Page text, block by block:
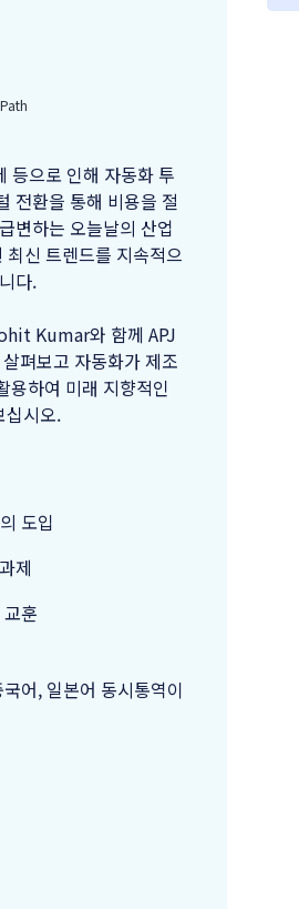
등으로 인해 자동화 투
전환을 통해 비용을 절
변하는 오늘날의 산업
신 트렌드를 지속적으
다.
Kumar와 함께 APJ
펴보고 자동화가 제조
용하여 미래 지향적인
십시오.
도입
제
훈
어, 일본어 동시통역이